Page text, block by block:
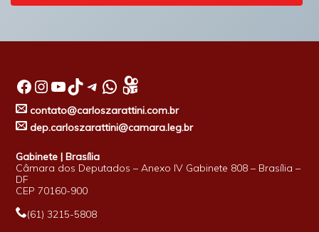
Facebook InstagramYoutube TikTok Telegram WhatsApp
contato@carloszarattini.com.br
dep.carloszarattini@camara.leg.br
Gabinete | Brasília
Câmara dos Deputados – Anexo IV Gabinete 808 – Brasília –
DF
CEP 70160-900
(61) 3215-5808